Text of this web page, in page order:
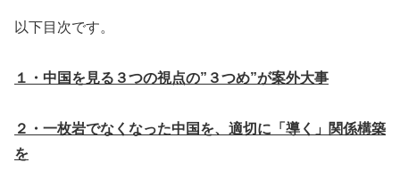
以下目次です。
１・中国を見る３つの視点の”３つめ”が案外大事
２・一枚岩でなくなった中国を、適切に「導く」関係構築
を